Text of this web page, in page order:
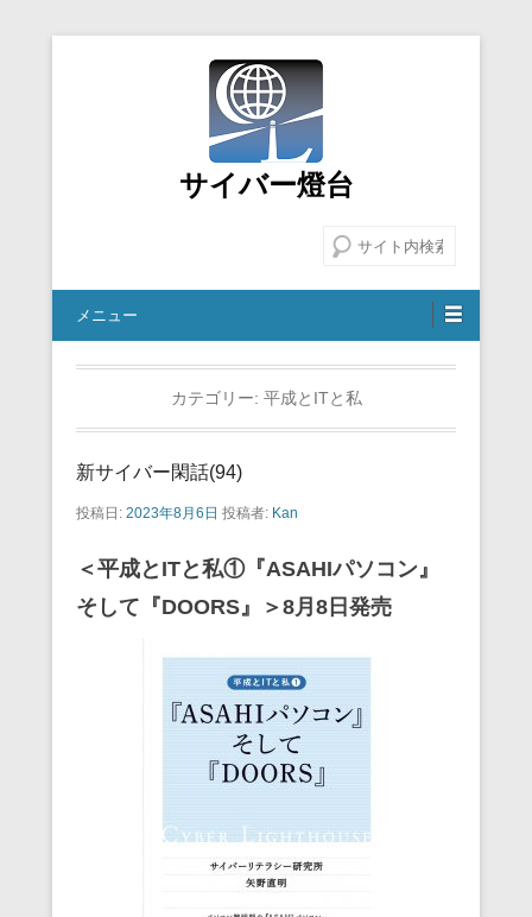
サイバー燈台
メニュー
カテゴリー: 平成とITと私
新サイバー閑話(94)
投稿日: 2023年8月6日 投稿者: Kan
＜平成とITと私①『ASAHIパソコン』
そして『DOORS』＞8月8日発売